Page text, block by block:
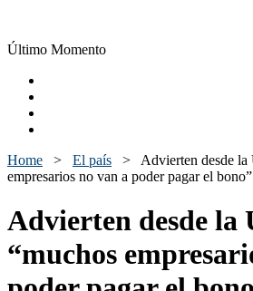
Último Momento
Home > El país > Advierten desde
empresarios no van a poder pagar el bono”
Advierten desde la
“muchos